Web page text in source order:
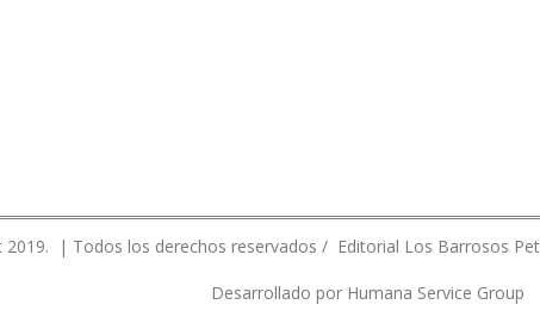
2019. | Todos los derechos reservados / Editorial Los Barrosos
Desarrollado por Humana Service Group